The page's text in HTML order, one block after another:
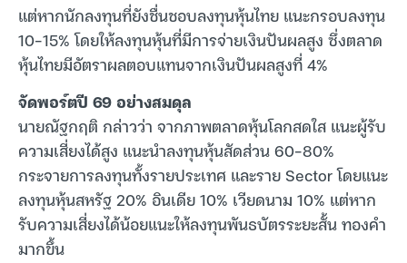
แต่หากนักลงทุนที่ยังชื่นชอบลงทุนหุ้นไทย แนะกรอบลงทุน
10-15% โดยให้ลงทุนหุ้นที่มีการจ่ายเงินปันผลสูง ซึ่งตลาด
หุ้นไทยมีอัตราผลตอบแทนจากเงินปันผลสูงที่ 4%
จัดพอร์ตปี 69 อย่างสมดุล
นายณัฐกฤติ กล่าวว่า จากภาพตลาดหุ้นโลกสดใส แนะผู้รับ
ความเสี่ยงได้สูง แนะนำลงทุนหุ้นสัดส่วน 60-80%
กระจายการลงทุนทั้งรายประเทศ และราย Sector โดยแนะ
ลงทุนหุ้นสหรัฐ 20% อินเดีย 10% เวียดนาม 10% แต่หาก
รับความเสี่ยงได้น้อยแนะให้ลงทุนพันธบัตรระยะสั้น ทองคำ
มากขึ้น